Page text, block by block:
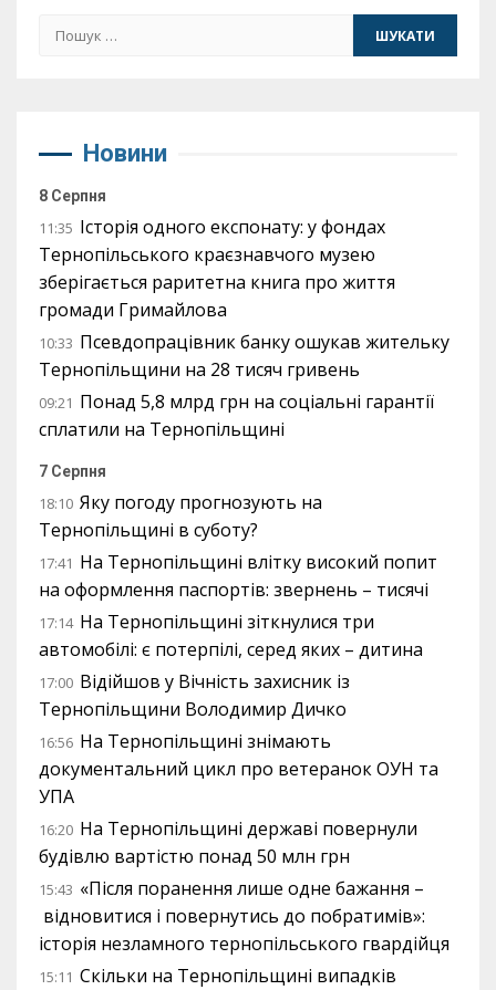
Пошук:
Новини
8 Серпня
11:35 Історія одного експонату: у фондах
Тернопільського краєзнавчого музею
зберігається раритетна книга про життя
громади Гримайлова
10:33 Псевдопрацівник банку ошукав жительку
Тернопільщини на 28 тисяч гривень
09:21 Понад 5,8 млрд грн на соціальні гарантії
сплатили на Тернопільщині
7 Серпня
18:10 Яку погоду прогнозують на
Тернопільщині в суботу?
17:41 На Тернопільщині влітку високий попит
на оформлення паспортів: звернень – тисячі
17:14 На Тернопільщині зіткнулися три
автомобілі: є потерпілі, серед яких – дитина
17:00 Відійшов у Вічність захисник із
Тернопільщини Володимир Дичко
16:56 На Тернопільщині знімають
документальний цикл про ветеранок ОУН та
УПА
16:20 На Тернопільщині державі повернули
будівлю вартістю понад 50 млн грн
15:43 «Після поранення лише одне бажання –
відновитися і повернутись до побратимів»:
історія незламного тернопільського гвардійця
15:11 Скільки на Тернопільщині випадків